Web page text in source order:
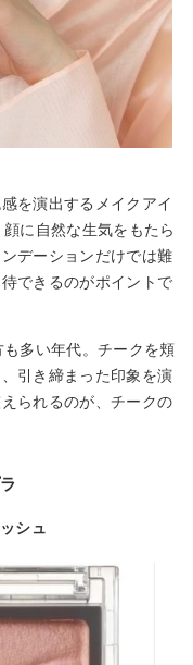
を演出するメイクアイ
に自然な生気をもたら
デーションだけでは難
できるのがポイントで
多い年代。チークを頬
引き締まった印象を演
られるのが、チークの
シュ